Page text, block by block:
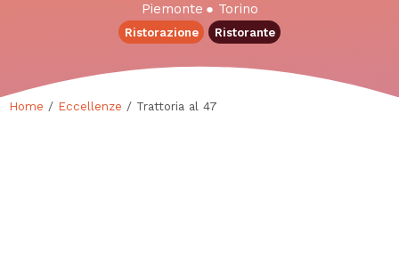
Piemonte ● Torino
Ristorazione Ristorante
Home / Eccellenze / Trattoria al 47